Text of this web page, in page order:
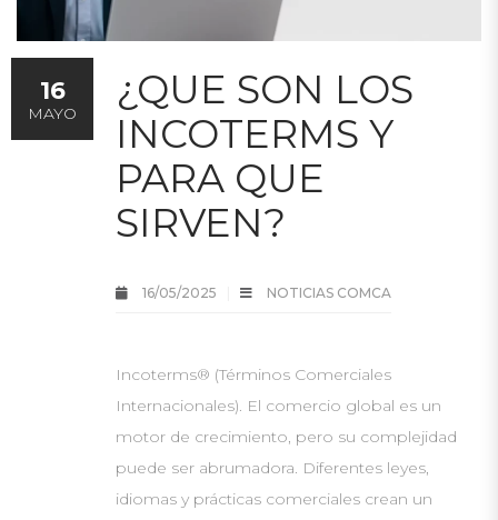
¿QUE SON LOS
INCOTERMS Y
PARA QUE
SIRVEN?
16/05/2025 NOTICIAS COMCA
Incoterms® (Términos Comerciales
Internacionales). El comercio global es un
motor de crecimiento, pero su complejidad
puede ser abrumadora. Diferentes leyes,
idiomas y prácticas comerciales crean un
16
MAYO